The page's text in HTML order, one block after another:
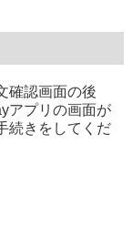
確認画面の後
アプリの画面が
続きをしてくだ